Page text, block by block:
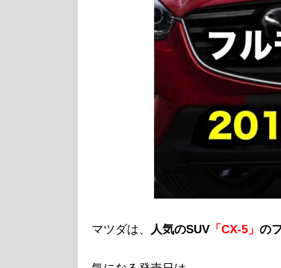
マツダは、 人気のSUV 「CX-5」 の